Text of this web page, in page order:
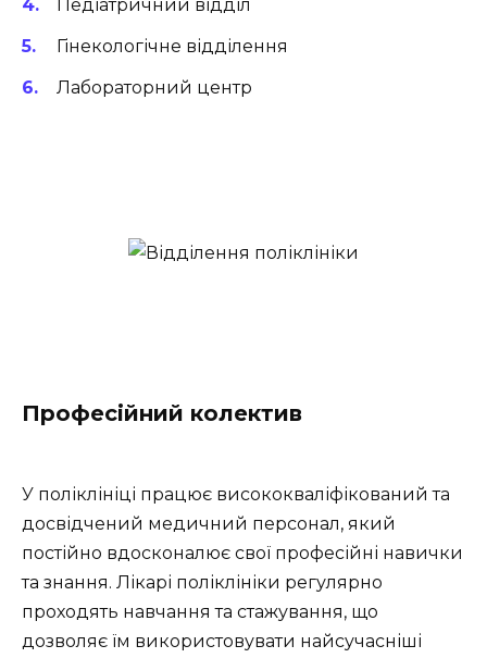
Педіатричний відділ
Гінекологічне відділення
Лабораторний центр
Професійний колектив
У поліклініці працює висококваліфікований та
досвідчений медичний персонал, який
постійно вдосконалює свої професійні навички
та знання. Лікарі поліклініки регулярно
проходять навчання та стажування, що
дозволяє їм використовувати найсучасніші